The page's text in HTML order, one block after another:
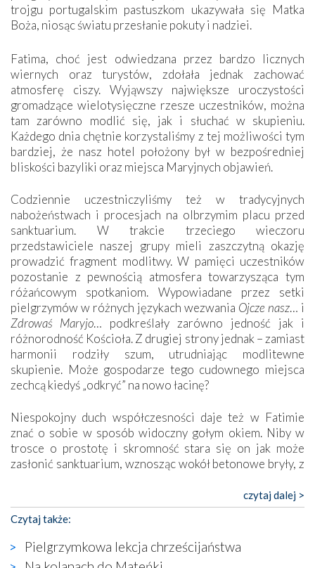
trojgu portugalskim pastuszkom ukazywała się Matka
Boża, niosąc światu przesłanie pokuty i nadziei.
Fatima, choć jest odwiedzana przez bardzo licznych
wiernych oraz turystów, zdołała jednak zachować
atmosferę ciszy. Wyjąwszy największe uroczystości
gromadzące wielotysięczne rzesze uczestników, można
tam zarówno modlić się, jak i słuchać w skupieniu.
Każdego dnia chętnie korzystaliśmy z tej możliwości tym
bardziej, że nasz hotel położony był w bezpośredniej
bliskości bazyliki oraz miejsca Maryjnych objawień.
Codziennie uczestniczyliśmy też w tradycyjnych
nabożeństwach i procesjach na olbrzymim placu przed
sanktuarium. W trakcie trzeciego wieczoru
przedstawiciele naszej grupy mieli zaszczytną okazję
prowadzić fragment modlitwy. W pamięci uczestników
pozostanie z pewnością atmosfera towarzysząca tym
różańcowym spotkaniom. Wypowiadane przez setki
pielgrzymów w różnych językach wezwania Ojcze nasz… i
Zdrowaś Maryjo… podkreślały zarówno jedność jak i
różnorodność Kościoła. Z drugiej strony jednak – zamiast
harmonii rodziły szum, utrudniając modlitewne
skupienie. Może gospodarze tego cudownego miejsca
zechcą kiedyś „odkryć” na nowo łacinę?
Niespokojny duch współczesności daje też w Fatimie
znać o sobie w sposób widoczny gołym okiem. Niby w
trosce o prostotę i skromność stara się on jak może
zasłonić sanktuarium, wznosząc wokół betonowe bryły, z
katolickiego kultu. Tylko co wspólnego z żywą,
autentyczną wiarą mogą mieć płaskie, szare bunkry albo
kaplice, w których Tabernakulum przypomina bardziej
skrzynkę na narzędzia? Albo co powiedzieć o ustawionym
tuż przy nowej bazylice wielkim krzyżu, na którym
czytaj dalej >
Czytaj także:
Pielgrzymkowa lekcja chrześcijaństwa